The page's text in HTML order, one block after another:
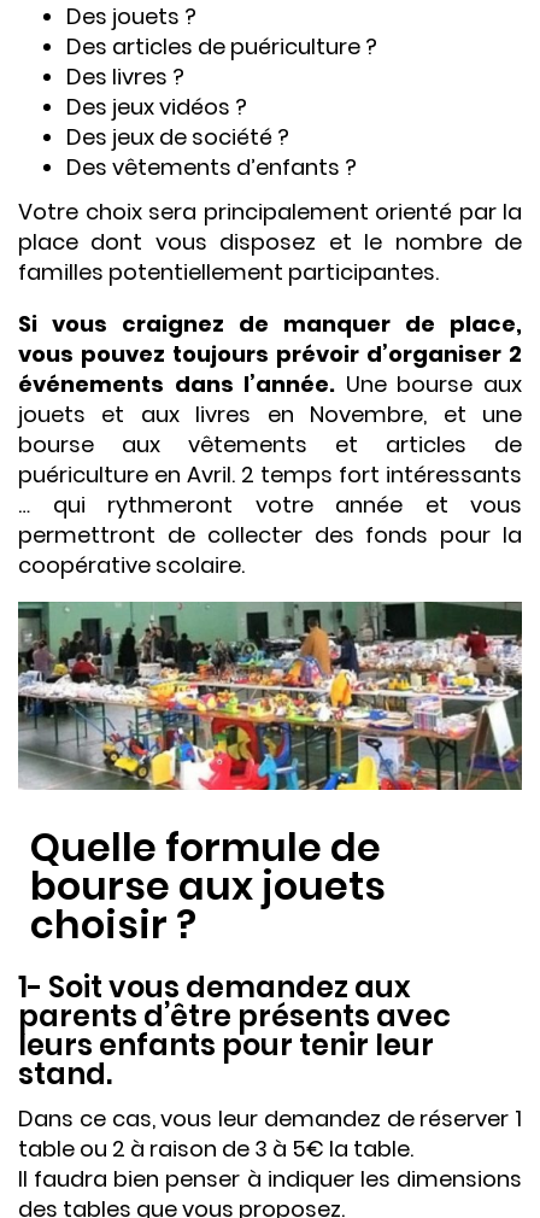
Des jouets ?
Des articles de puériculture ?
Des livres ?
Des jeux vidéos ?
Des jeux de société ?
Des vêtements d’enfants ?
Votre choix sera principalement orienté par la
place dont vous disposez et le nombre de
familles potentiellement participantes.
Si vous craignez de manquer de place,
vous pouvez toujours prévoir d’organiser 2
événements dans l’année. Une bourse aux
jouets et aux livres en Novembre, et une
bourse aux vêtements et articles de
puériculture en Avril. 2 temps fort intéressants
… qui rythmeront votre année et vous
permettront de collecter des fonds pour la
coopérative scolaire.
Quelle formule de
bourse aux jouets
choisir ?
1- Soit vous demandez aux
parents d’être présents avec
leurs enfants pour tenir leur
stand.
Dans ce cas, vous leur demandez de réserver 1
table ou 2 à raison de 3 à 5€ la table.
Il faudra bien penser à indiquer les dimensions
des tables que vous proposez.